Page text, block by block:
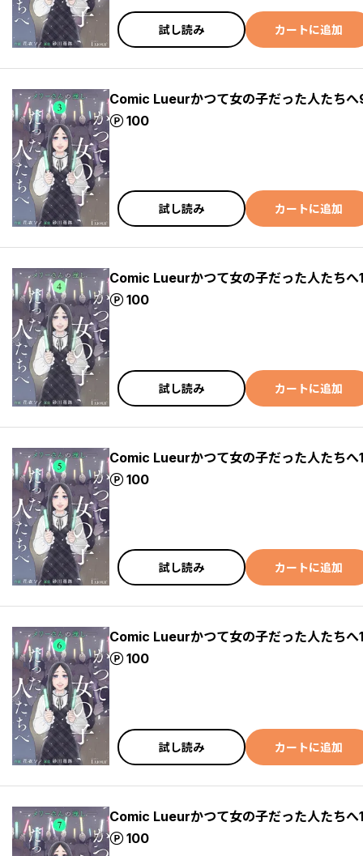
試し読み カートに追加
Comic Lueurかつて女の子だった人たちへ
100
ポイント
試し読み カートに追加
Comic Lueurかつて女の子だった人たちへ
100
ポイント
試し読み カートに追加
Comic Lueurかつて女の子だった人たちへ
100
ポイント
試し読み カートに追加
Comic Lueurかつて女の子だった人たちへ
100
ポイント
試し読み カートに追加
Comic Lueurかつて女の子だった人たちへ
100
ポイント